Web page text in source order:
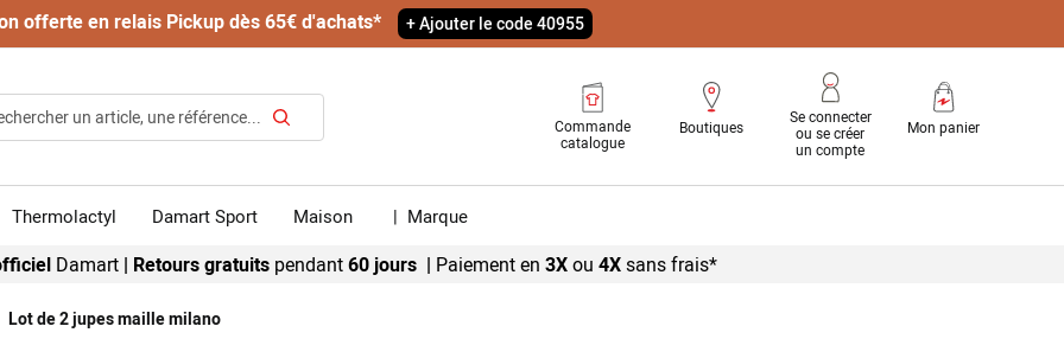
offerte en relais Pickup dès 65€ d'achats* + Ajouter le code 40955
Rechercher
Commande
catalogue
Boutiques
Se connecter
ou se créer
un compte
Mon panier
Thermolactyl Damart Sport Maison | Marque
Damart | Retours gratuits pendant60 jours | Paiement en 3Xou 4Xsansfrais*
Lot de 2 jupes maille milano